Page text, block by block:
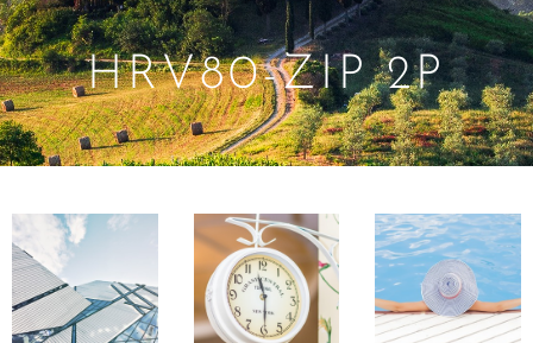
HRV80-ZIP 2P